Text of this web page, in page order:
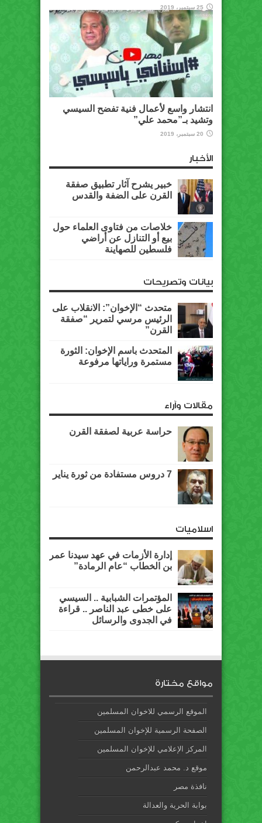
25 سبتمبر، 2019
انتشار واسع لأعمال فنية تفضح السيسي
وتشيد بـ”محمد علي”
20 سبتمبر، 2019
الأخبار
خبير يشرح آثار تطبيق صفقة
القرن على الضفة والقدس
خلاصات من فتاوى العلماء حول
بيع أو التنازل عن أراضي
فلسطين للصهاينة
بيانات وتصريحات
متحدث “الإخوان”: الانقلاب على
الرئيس مرسي لتمرير “صفقة
القرن”
المتحدث باسم الإخوان: الثورة
مستمرة وراياتها مرفوعة
مقالات وآراء
حراسة عربية لصفقة القرن
7 دروس مستفادة من ثورة يناير
اسلاميات
إدارة الأزمات في عهد سيدنا عمر
بن الخطاب “عام الرمادة”
المؤتمرات الشبابية .. السيسي
على خطى عبد الناصر .. قراءة
في الجدوى والرسائل
مواقع مختارة
الموقع الرسمي للاخوان المسلمين
الصفحة الرسمية للإخوان المسلمين
المركز الإعلامي للإخوان المسلمين
موقع د. محمد عبدالرحمن
نافذة مصر
بوابة الحرية والعدالة